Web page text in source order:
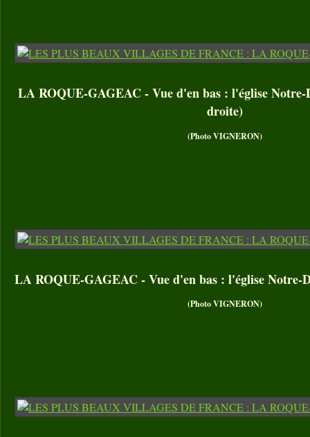
LA ROQUE-GAGEAC - Vue d'en bas : l'église
droite)
(Photo VIGNERON)
LA ROQUE-GAGEAC - Vue d'en bas : l'église Notre-
(Photo VIGNERON)